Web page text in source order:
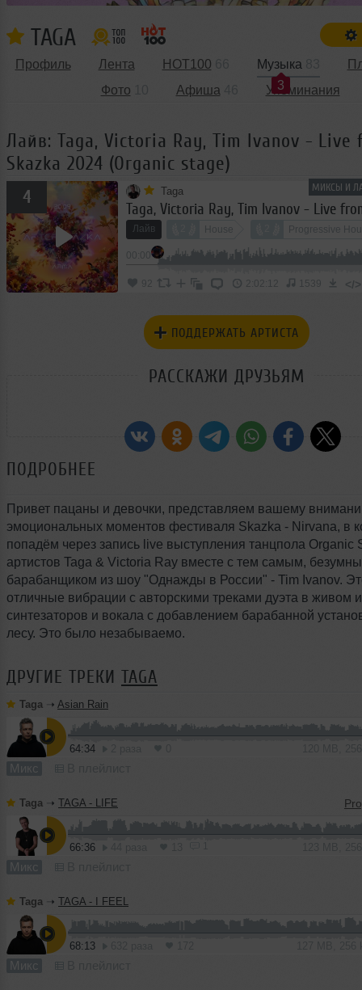
TAGA
Профиль Лента HOT100
Музыка
3
Фото
Афиша Упоминания
Лайв: Taga, Victoria Ray, Tim Ivanov - Live
Skazka 2024 (Organic stage)
МИКСЫ И
4 Taga
Лайв House Progressive
Tech House
92 2:02:12 1539 </>
ПОДДЕРЖАТЬ АРТИСТА
РАССКАЖИ ДРУЗЬЯМ
ПОДРОБНЕЕ
Привет пацаны и девочки, представляем вашему
эмоциональных моментов фестиваля Skazka - Nirvana, в
попадём через запись live выступления танцпола Organic
артистов Taga & Victoria Ray вместе с тем самым,
барабанщиком из шоу "Однажды в России" - Tim Ivanov.
отличные вибрации с авторскими треками дуэта в живом
синтезаторов и вокала с добавлением барабанной
лесу. Это было незабываемо.
ДРУГИЕ ТРЕКИ TAGA
Taga ➝ Asian Rain
64:34
Микс
Taga ➝ TAGA - LIFE
66:36
Микс
Taga ➝ TAGA - I FEEL
68:13
Микс